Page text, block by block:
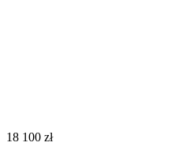
‍18 100‍ zł